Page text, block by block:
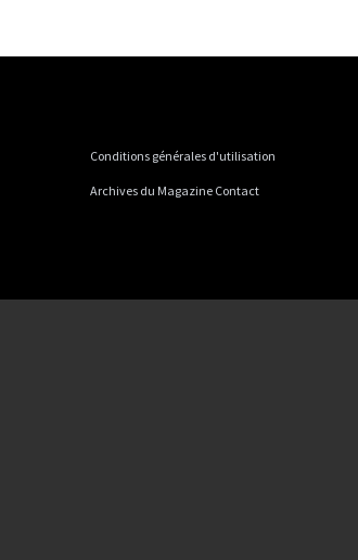
Conditions générales d'utilisation
Archives du Magazine Contact